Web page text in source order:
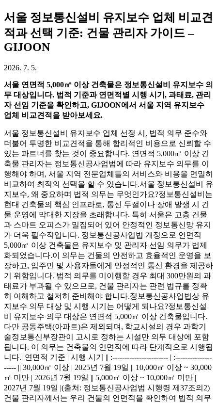
서울 정보통신설비 유지보수 업체 비교견
적과 선택 기준: 건물 관리자 가이드 –
GIJOON
2026. 7. 5.
서울 연면적 5,000㎡ 이상 건축물은 정보통신설비 유지보수 의
무 대상입니다. 법적 기준과 연면적별 시행 시기, 과태료, 관리
자 선임 기준을 확인하고, GIJOON에서 서울 지역 유지보수
업체 비교견적을 받아보세요.
서울 정보통신설비 유지보수 업체 선정 시, 법적 의무 준수와
더불어 투명한 비교견적을 통해 합리적인 비용으로 신뢰할 수
있는 파트너를 찾는 것이 중요합니다. 연면적 5,000㎡ 이상 건
축물 관리자는 정보통신공사업법에 따라 유지보수 의무를 이
행해야 하며, 서울 지역 전문업체들의 서비스와 비용을 면밀히
비교하여 최적의 선택을 할 수 있습니다.서울 정보통신설비 유
지보수, 왜 중요하며 법적 의무는 무엇인가요?정보통신설비는
현대 건축물의 핵심 인프라로, 통신 두절이나 장애 발생 시 건
물 운영에 막대한 지장을 초래합니다. 특히 서울은 고층 건물
과 스마트 오피스가 밀집되어 있어 안정적인 정보통신망 유지
가 더욱 필수적입니다. 정보통신공사업법 개정으로 연면적
5,000㎡ 이상 건축물은 유지보수 및 관리자 선임 의무가 법제
화되었습니다.이 의무는 건물의 안전하고 효율적인 운영을 보
장하고, 입주민 및 사용자들에게 안정적인 통신 환경을 제공하
기 위함입니다. 법적 의무를 미이행할 경우 최대 300만원의 과
태료가 부과될 수 있으므로, 건물 관리자는 관련 법규를 정확
히 이해하고 철저히 준비해야 합니다.정보통신공사업법상 유
지보수 의무 대상 및 시행 시기는 어떻게 되나요?정보통신설
비 유지보수 의무 대상은 연면적 5,000㎡ 이상 건축물입니다.
다만 공동주택(아파트)은 제외되며, 학교시설의 경우 과학기
술정보통신부장관이 고시로 정하는 시설만 의무 대상에 포함
됩니다. 이 의무는 건축물의 연면적에 따라 단계적으로 시행됩
니다.| 연면적 기준 | 시행 시기 || :----------------------- | :---------------
----- || 30,000㎡ 이상 | 2025년 7월 19일 || 10,000㎡ 이상 ~ 30,000
㎡ 미만 | 2026년 7월 19일 || 5,000㎡ 이상 ~ 10,000㎡ 미만 |
2027년 7월 19일 |(출처: 정보통신공사업법 시행령 제37조의2)
건물 관리자께서는 우리 건물의 연면적을 확인하여 법적 의무